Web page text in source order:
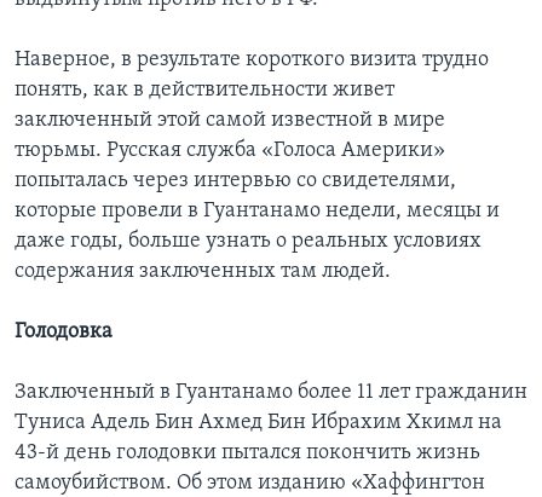
Наверное, в результате короткого визита трудно
понять, как в действительности живет
заключенный этой самой известной в мире
тюрьмы. Русская служба «Голоса Америки»
попыталась через интервью со свидетелями,
которые провели в Гуантанамо недели, месяцы и
даже годы, больше узнать о реальных условиях
содержания заключенных там людей.
Голодовка
Заключенный в Гуантанамо более 11 лет гражданин
Туниса Адель Бин Ахмед Бин Ибрахим Хкимл на
43-й день голодовки пытался покончить жизнь
самоубийством. Об этом изданию «Хаффингтон